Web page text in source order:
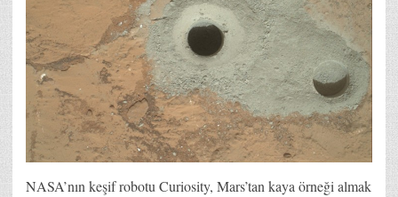
NASA’nın keşif robotu Curiosity, Mars’tan kaya örneği almak